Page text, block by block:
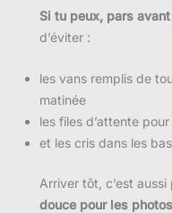
Si tu peux, pars
d’éviter :
les vans remplis de
matinée
les files d’attente
et les cris dans les
Arriver tôt, c’est aussi
douce pour les photos